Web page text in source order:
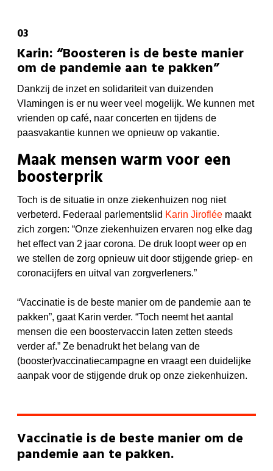
Karin: “Boosteren is de beste manier
om de pandemie aan te pakken”
Dankzij de inzet en solidariteit van duizenden
Vlamingen is er nu weer veel mogelijk. We kunnen met
vrienden op café, naar concerten en tijdens de
paasvakantie kunnen we opnieuw op vakantie.
Maak mensen warm voor een
boosterprik
Toch is de situatie in onze ziekenhuizen nog niet
verbeterd. Federaal parlementslid Karin Jiroflée maakt
zich zorgen: “Onze ziekenhuizen ervaren nog elke dag
het effect van 2 jaar corona. De druk loopt weer op en
we stellen de zorg opnieuw uit door stijgende griep- en
coronacijfers en uitval van zorgverleners.”
“Vaccinatie is de beste manier om de pandemie aan te
pakken”, gaat Karin verder. “Toch neemt het aantal
mensen die een boostervaccin laten zetten steeds
verder af.” Ze benadrukt het belang van de
(booster)vaccinatiecampagne en vraagt een duidelijke
aanpak voor de stijgende druk op onze ziekenhuizen.
Vaccinatie is de beste manier om de
pandemie aan te pakken.